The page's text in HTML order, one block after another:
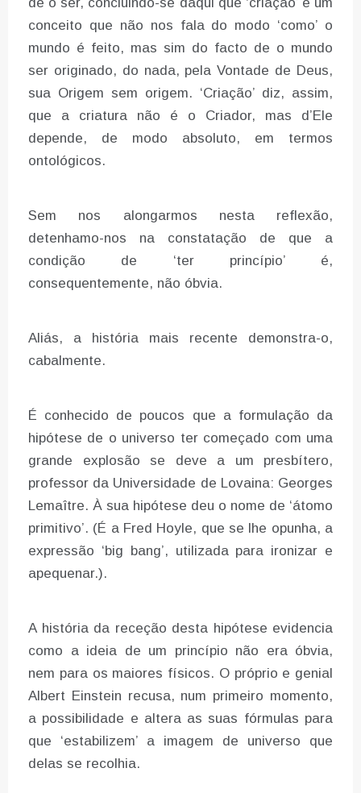
conceito que não nos fala do modo ‘como’ o
mundo é feito, mas sim do facto de o mundo
ser originado, do nada, pela Vontade de Deus,
sua Origem sem origem. ‘Criação’ diz, assim,
que a criatura não é o Criador, mas d’Ele
depende, de modo absoluto, em termos
ontológicos.
Sem nos alongarmos nesta reflexão,
detenhamo-nos na constatação de que a
condição de ‘ter princípio’ é,
consequentemente, não óbvia.
Aliás, a história mais recente demonstra-o,
cabalmente.
É conhecido de poucos que a formulação da
hipótese de o universo ter começado com uma
grande explosão se deve a um presbítero,
professor da Universidade de Lovaina: Georges
Lemaître. À sua hipótese deu o nome de ‘átomo
primitivo’. (É a Fred Hoyle, que se lhe opunha, a
expressão ‘big bang’, utilizada para ironizar e
apequenar.).
A história da receção desta hipótese evidencia
como a ideia de um princípio não era óbvia,
nem para os maiores físicos. O próprio e genial
Albert Einstein recusa, num primeiro momento,
a possibilidade e altera as suas fórmulas para
que ‘estabilizem’ a imagem de universo que
delas se recolhia.